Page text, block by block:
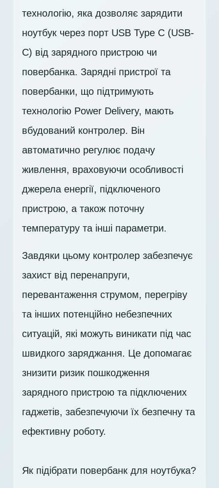
технологію, яка дозволяє зарядити
ноутбук через порт USB Type C (USB-
C) від зарядного пристрою чи
повербанка. Зарядні пристрої та
повербанки, що підтримують
технологію Power Delivery, мають
вбудований контролер. Він
автоматично регулює подачу
живлення, враховуючи особливості
джерела енергії, підключеного
пристрою, а також поточну
температуру та інші параметри.
Завдяки цьому контролер забезпечує
захист від перенапруги,
перевантаження струмом, перегріву
та інших потенційно небезпечних
ситуацій, які можуть виникати під час
швидкого заряджання. Це допомагає
знизити ризик пошкодження
зарядного пристрою та підключених
гаджетів, забезпечуючи їх безпечну та
ефективну роботу.
Як підібрати повербанк для ноутбука?